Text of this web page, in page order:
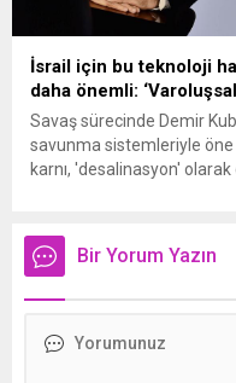
İsrail için bu teknoloji
daha önemli:
Savaş sürecinde Demir
savunma sistemleriyle öne
karnı, 'desalinasyon'
Bir Yorum Yazın